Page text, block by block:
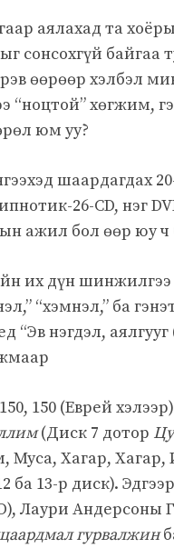
аялахад та
сонсохгүй
өөрөөр хэлбэл
“ноцтой” хөгжим,
юм уу?
шаардагдах
26-CD, нэг
ажил бол өөр юу ч
их дүн шинжилгээ
“хэмнэл,” ба
“Эв нэгдэл,
150 (Еврей
(Диск 7 дотор
Хагар, Хагар,
ба 13-р диск).
Лаури Андерсоны
гурвалжин